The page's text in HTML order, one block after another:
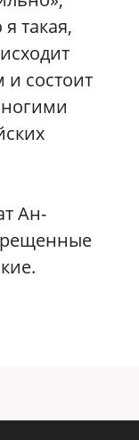
такая,
состоит
Ан-